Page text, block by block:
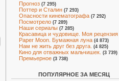
Прогноз (7 295)
Поттер и Сталин (7 293)
Опасности кинематографа (7 292)
Посмотрело (7 289)
Наши сериалы (7 285)
Красавица и чудовище. Моя рецензия
Paper Moon. Бумажная луна (4 873)
Нам не жить друг без друга. (4 825)
Кино для отважных мальчишек. (3 739)
Премьерное (3 738)
ПОПУЛЯРНОЕ ЗА МЕСЯЦ